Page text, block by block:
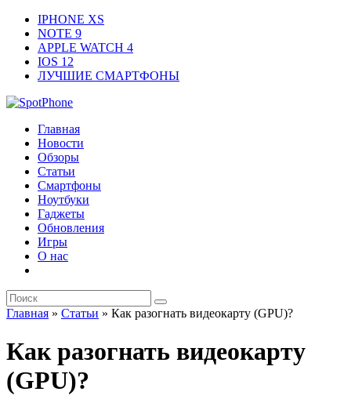
IPHONE XS
NOTE 9
APPLE WATCH 4
IOS 12
ЛУЧШИЕ СМАРТФОНЫ
Главная
Новости
Обзоры
Статьи
Смартфоны
Ноутбуки
Гаджеты
Обновления
Игры
О нас
Главная » Статьи » Как разогнать видеокарту (GPU)?
Как разогнать видеокарту
(GPU)?